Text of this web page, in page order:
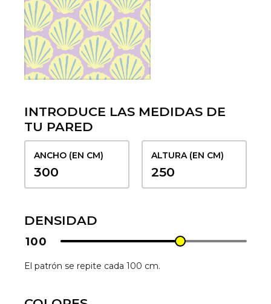
INTRODUCE LAS MEDIDAS DE
TU PARED
ANCHO (EN CM) ALTURA (EN CM)
DENSIDAD
100
El patrón se repite cada 100 cm.